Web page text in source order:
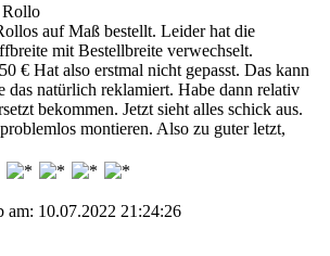
auf Maß bestellt. Leider hat die
mit Bestellbreite verwechselt.
€ Hat also erstmal nicht gepasst. Das kann
das natürlich reklamiert. Habe dann relativ
bekommen. Jetzt sieht alles schick aus.
montieren. Also zu guter letzt,
am: 10.07.2022 21:24:26